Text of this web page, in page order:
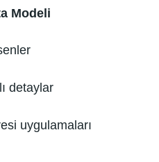
Modeli
detaylar
uygulamaları